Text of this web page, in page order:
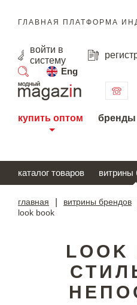
ГЛАВНАЯ ПЛАТФОРМА
войти в
систему
Eng
поиск
купить оптом бренды
каталог товаров витрины
главная витрины брендов
look book
LOOK